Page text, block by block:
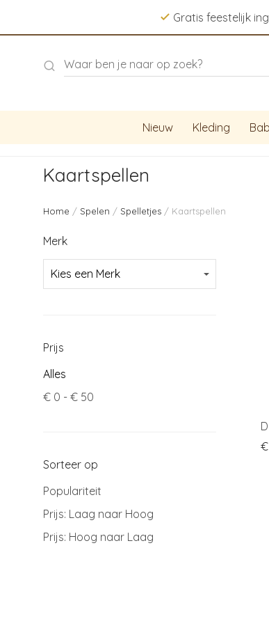
Gratis feestelijk
Nieuw Kleding
Kaartspellen
Home / Spelen / Spelletjes / Kaartspellen
Merk
Prijs
Alles
€ 0 - € 50
Sorteer op
Populariteit
Prijs: Laag naar Hoog
Prijs: Hoog naar Laag
€